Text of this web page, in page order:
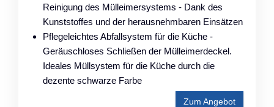
Reinigung des Mülleimersystems - Dank des
Kunststoffes und der herausnehmbaren Einsätzen
Pflegeleichtes Abfallsystem für die Küche -
Geräuschloses Schließen der Mülleimerdeckel.
Ideales Müllsystem für die Küche durch die
dezente schwarze Farbe
Zum Angebot